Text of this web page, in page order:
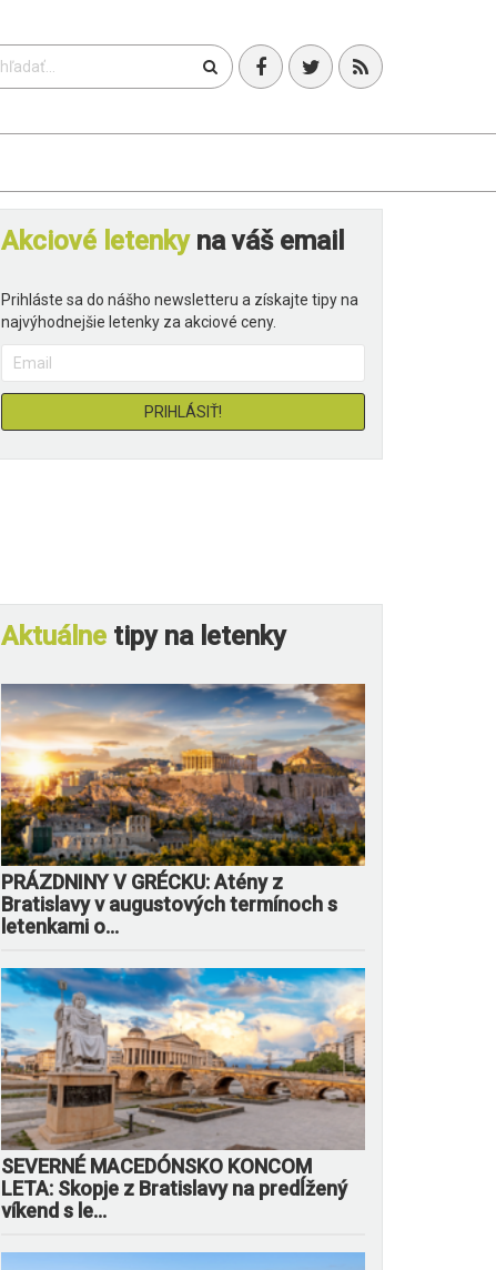
Akciové letenkyna váš email
Prihláste sa do nášho newsletteru a získajte tipy na
najvýhodnejšie letenky za akciové ceny.
Aktuálne tipy na letenky
PRÁZDNINY V GRÉCKU: Atény z
Bratislavy v augustových termínoch s
letenkami o...
SEVERNÉ MACEDÓNSKO KONCOM
LETA: Skopje z Bratislavy na predĺžený
víkend s le...